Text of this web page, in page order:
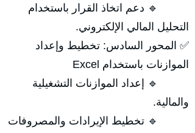
🔹 دعم اتخاذ القرار باستخدام
التحليل المالي الإلكتروني.
✅ المحور السادس: تخطيط وإعداد
الموازنات باستخدام Excel
🔹 إعداد الموازنات التشغيلية
والمالية.
🔹 تخطيط الإيرادات والمصروفات